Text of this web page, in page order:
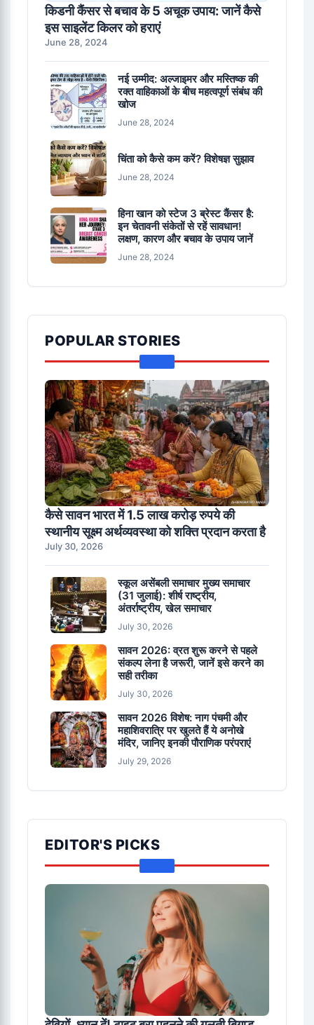
किडनी कैंसर से बचाव के 5 अचूक उपाय: जानें कैसे
इस साइलेंट किलर को हराएं
June 28, 2024
नई उम्मीद: अल्जाइमर और मस्तिष्क की
रक्त वाहिकाओं के बीच महत्वपूर्ण संबंध की
खोज
June 28, 2024
चिंता को कैसे कम करें? विशेषज्ञ सुझाव
June 28, 2024
हिना खान को स्टेज 3 ब्रेस्ट कैंसर है:
इन चेतावनी संकेतों से रहें सावधान!
लक्षण, कारण और बचाव के उपाय जानें
June 28, 2024
POPULAR STORIES
कैसे सावन भारत में 1.5 लाख करोड़ रुपये की
स्थानीय सूक्ष्म अर्थव्यवस्था को शक्ति प्रदान करता है
July 30, 2026
स्कूल असेंबली समाचार मुख्य समाचार
(31 जुलाई): शीर्ष राष्ट्रीय,
अंतर्राष्ट्रीय, खेल समाचार
July 30, 2026
सावन 2026: व्रत शुरू करने से पहले
संकल्प लेना है जरूरी, जानें इसे करने का
सही तरीका
July 30, 2026
सावन 2026 विशेष: नाग पंचमी और
महाशिवरात्रि पर खुलते हैं ये अनोखे
मंदिर, जानिए इनकी पौराणिक परंपराएं
July 29, 2026
EDITOR'S PICKS